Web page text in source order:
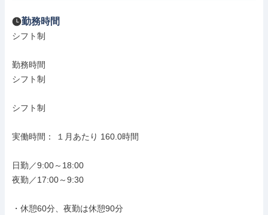
勤務時間
シフト制
勤務時間
シフト制
シフト制
実働時間： １月あたり 160.0時間
日勤／9:00～18:00
夜勤／17:00～9:30
・休憩60分、夜勤は休憩90分